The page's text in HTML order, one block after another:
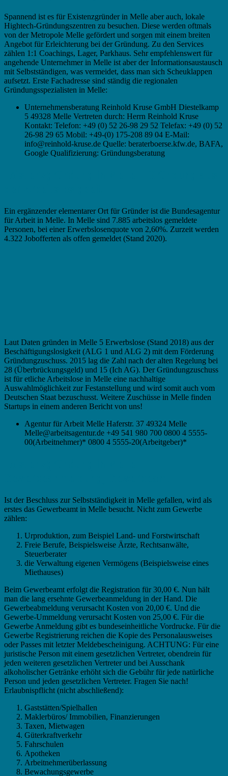
Spannend ist es für Existenzgründer in Melle aber auch, lokale
Hightech-Gründungszentren zu besuchen. Diese werden oftmals
von der Metropole Melle gefördert und sorgen mit einem breiten
Angebot für Erleichterung bei der Gründung. Zu den Services
zählen 1:1 Coachings, Lager, Parkhaus. Sehr empfehlenswert für
angehende Unternehmer in Melle ist aber der Informationsaustausch
mit Selbstständigen, was vermeidet, dass man sich Scheuklappen
aufsetzt. Erste Fachadresse sind ständig die regionalen
Gründungsspezialisten in Melle:
Unternehmensberatung Reinhold Kruse GmbH Diestelkamp
5 49328 Melle Vertreten durch: Herrn Reinhold Kruse
Kontakt: Telefon: +49 (0) 52 26-98 29 52 Telefax: +49 (0) 52
26-98 29 65 Mobil: +49-(0) 175-208 89 04 E-Mail:
info@reinhold-kruse.de Quelle: beraterboerse.kfw.de, BAFA,
Google Qualifizierung: Gründungsberatung
Ein ergänzender elementarer Ort für Gründer ist die Bundesagentur
für Arbeit in Melle. In Melle sind 7.885 arbeitslos gemeldete
Personen, bei einer Erwerbslosenquote von 2,60%. Zurzeit werden
4.322 Jobofferten als offen gemeldet (Stand 2020).
Laut Daten gründen in Melle 5 Erwerbslose (Stand 2018) aus der
Beschäftigungslosigkeit (ALG 1 und ALG 2) mit dem Förderung
Gründungzuschuss. 2015 lag die Zahl nach der alten Regelung bei
28 (Überbrückungsgeld) und 15 (Ich AG). Der Gründungzuschuss
ist für etliche Arbeitslose in Melle eine nachhaltige
Auswahlmöglichkeit zur Festanstellung und wird somit auch vom
Deutschen Staat bezuschusst. Weitere Zuschüsse in Melle finden
Startups in einem anderen Bericht von uns!
Agentur für Arbeit Melle Haferstr. 37 49324 Melle
Melle@arbeitsagentur.de +49 541 980 700 0800 4 5555-
00(Arbeitnehmer)* 0800 4 5555-20(Arbeitgeber)*
Ist der Beschluss zur Selbstständigkeit in Melle gefallen, wird als
erstes das Gewerbeamt in Melle besucht. Nicht zum Gewerbe
zählen:
Urproduktion, zum Beispiel Land- und Forstwirtschaft
Freie Berufe, Beispielsweise Ärzte, Rechtsanwälte,
Steuerberater
die Verwaltung eigenen Vermögens (Beispielsweise eines
Miethauses)
Beim Gewerbeamt erfolgt die Registration für 30,00 €. Nun hält
man die lang ersehnte Gewerbeanmeldung in der Hand. Die
Gewerbeabmeldung verursacht Kosten von 20,00 €. Und die
Gewerbe-Ummeldung verursacht Kosten von 25,00 €. Für die
Gewerbe Anmeldung gibt es bundeseinheitliche Vordrucke. Für die
Gewerbe Registrierung reichen die Kopie des Personalausweises
oder Passes mit letzter Meldebescheinigung. ACHTUNG: Für eine
juristische Person mit einem gesetzlichen Vertreter, obendrein für
jeden weiteren gesetzlichen Vertreter und bei Ausschank
alkoholischer Getränke erhöht sich die Gebühr für jede natürliche
Person und jeden gesetzlichen Vertreter. Fragen Sie nach!
Erlaubnispflicht (nicht abschließend):
Gaststätten/Spielhallen
Maklerbüros/ Immobilien, Finanzierungen
Taxen, Mietwagen
Güterkraftverkehr
Fahrschulen
Apotheken
Arbeitnehmerüberlassung
Bewachungsgewerbe